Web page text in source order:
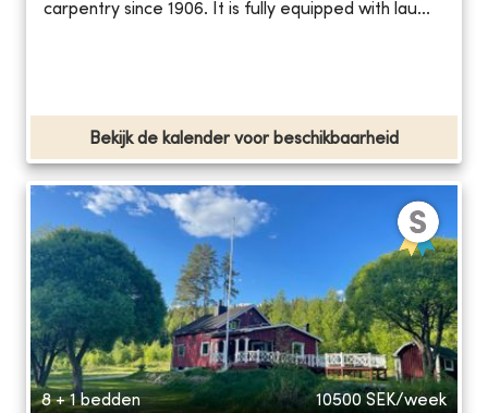
carpentry since 1906. It is fully equipped with lau...
Bekijk de kalender voor beschikbaarheid
8 + 1 bedden 10500 SEK/week